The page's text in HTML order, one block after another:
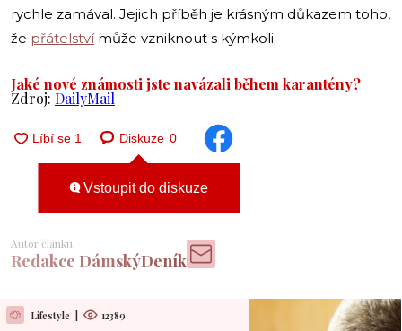
rychle zamával. Jejich příběh je krásným důkazem toho,
že přátelstvímůže vzniknout s kýmkoli.
Jaké nové známosti jste navázali během karantény?
Zdroj: DailyMail
Diskuze 0
Vstoupit do diskuze
Autor článku
Redakce DámskýDeník
Lifestyle 12389